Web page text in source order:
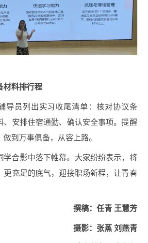
材料排行程
导员列出实习收尾清单：核对协议条
、安排住宿通勤、确认安全事项。提醒
做到万事俱备，从容上路。
学合影中落下帷幕。大家纷纷表示，将
更充足的底气，迎接职场新程，让青春
撰稿： 任青 王慧芳
摄影：张蒸 刘燕青